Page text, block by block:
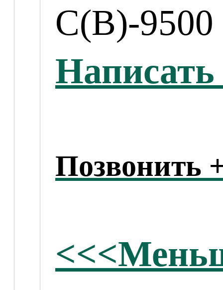
C(В)-9500
Позвонить